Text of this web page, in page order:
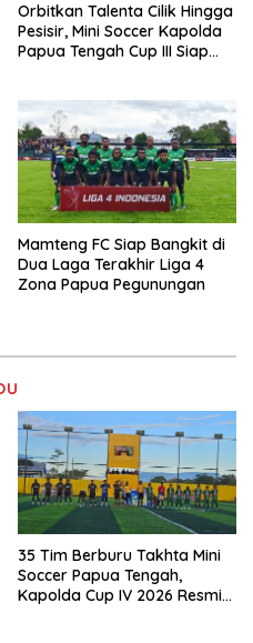
Orbitkan Talenta Cilik Hingga
Pesisir, Mini Soccer Kapolda
Papua Tengah Cup III Siap
Mamteng FC Siap Bangkit di
Dua Laga Terakhir Liga 4
Zona Papua Pegunungan
35 Tim Berburu Takhta Mini
Soccer Papua Tengah,
Kapolda Cup IV 2026 Resmi